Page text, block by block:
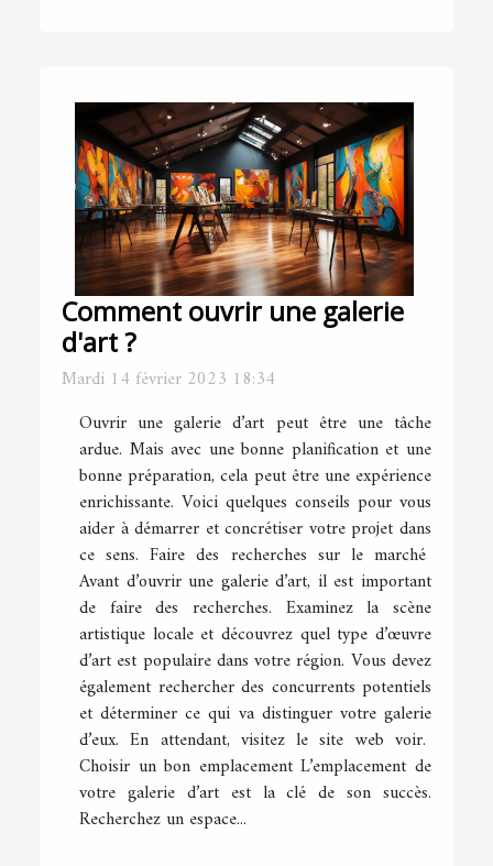
Comment ouvrir une galerie
d'art ?
Mardi 14 février 2023 18:34
Ouvrir une galerie d’art peut être une tâche
ardue. Mais avec une bonne planification et une
bonne préparation, cela peut être une expérience
enrichissante. Voici quelques conseils pour vous
aider à démarrer et concrétiser votre projet dans
ce sens. Faire des recherches sur le marché
Avant d’ouvrir une galerie d’art, il est important
de faire des recherches. Examinez la scène
artistique locale et découvrez quel type d’œuvre
d’art est populaire dans votre région. Vous devez
également rechercher des concurrents potentiels
et déterminer ce qui va distinguer votre galerie
d’eux. En attendant, visitez le site web voir.
Choisir un bon emplacement L’emplacement de
votre galerie d’art est la clé de son succès.
Recherchez un espace...